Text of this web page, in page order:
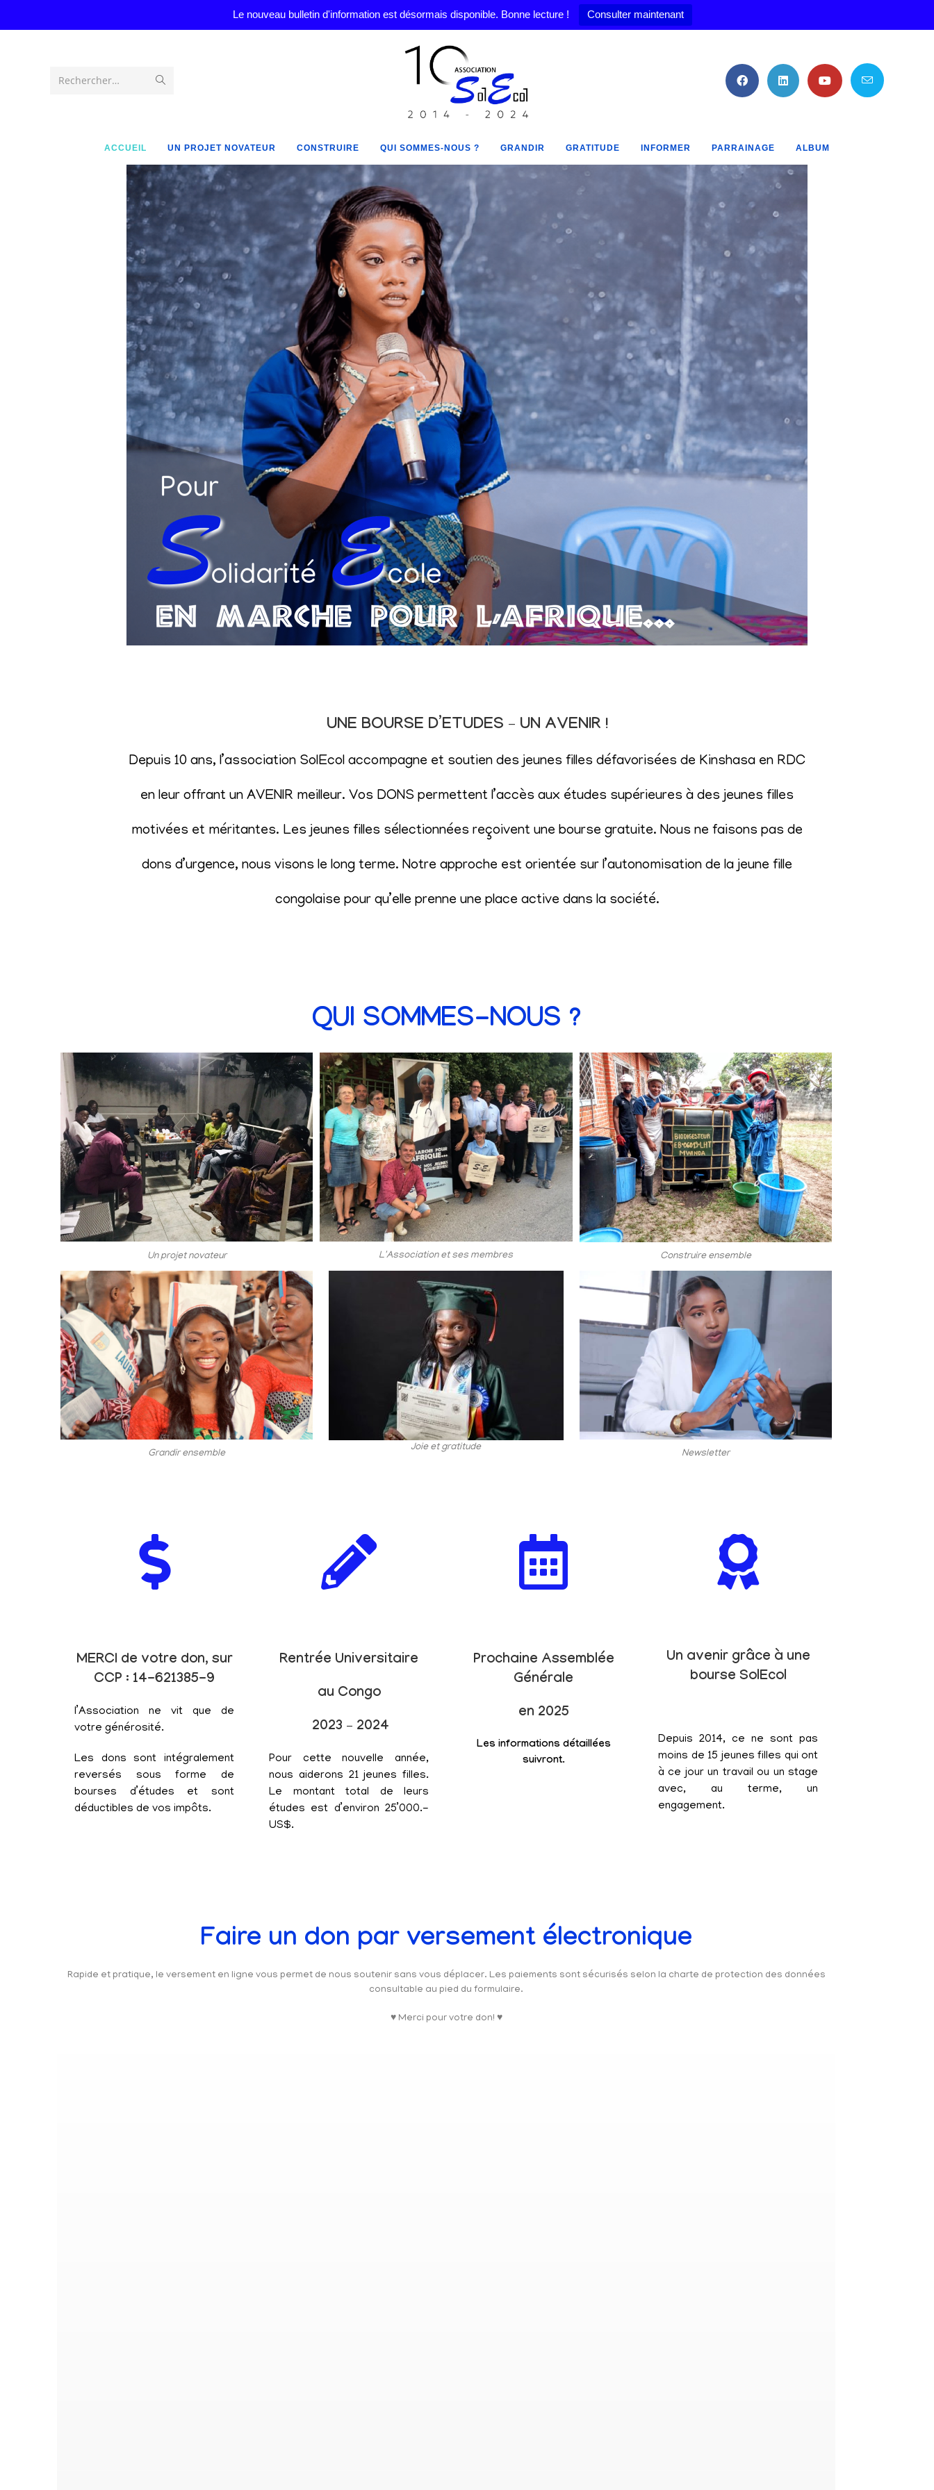
Le nouveau bulletin d'information est désormais disponible. Bonne lecture ! Consulter maintenant
Rechercher…
ACCUEIL UN PROJET NOVATEUR CONSTRUIRE QUI SOMMES-NOUS ? GRANDIR GRATITUDE INFORMER PARRAINAGE ALBUM
UNE BOURSE D’ETUDES – UN AVENIR !
Depuis 10 ans, l’association SolEcol accompagne et soutien des jeunes filles défavorisées de Kinshasa en RDC
en leur offrant un AVENIR meilleur. Vos DONS permettent l’accès aux études supérieures à des jeunes filles
motivées et méritantes. Les jeunes filles sélectionnées reçoivent une bourse gratuite. Nous ne faisons pas de
dons d’urgence, nous visons le long terme. Notre approche est orientée sur l’autonomisation de la jeune fille
congolaise pour qu’elle prenne une place active dans la société.
QUI SOMMES-NOUS ?
Un projet novateur L'Association et ses membres Construire ensemble
Grandir ensemble
Joie et gratitude
Newsletter
MERCI de votre don, sur
CCP : 14-621385-9
l’Association ne vit que de
votre générosité.
Les dons sont intégralement
reversés sous forme de
bourses d’études et sont
déductibles de vos impôts.
Rentrée Universitaire
au Congo
2023 – 2024
Pour cette nouvelle année,
nous aiderons 21 jeunes filles.
Le montant total de leurs
études est d’environ 25’000.-
US$.
Prochaine Assemblée
Générale
en 2025
Les informations détaillées
suivront.
Un avenir grâce à une
bourse SolEcol
Depuis 2014, ce ne sont pas
moins de 15 jeunes filles qui ont
à ce jour un travail ou un stage
avec, au terme, un
engagement.
Faire un don par versement électronique
Rapide et pratique, le versement en ligne vous permet de nous soutenir sans vous déplacer. Les paiements sont sécurisés selon la charte de protection des données
consultable au pied du formulaire.
♥ Merci pour votre don! ♥